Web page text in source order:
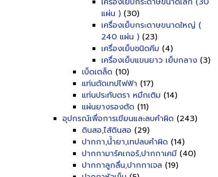
แผ่น ) (30)
เครื่องเย็บกระดาษขนาดใหญ่ (
240 แผ่น ) (23)
เครื่องเย็บชนิดคีม (4)
เครื่องเย็บแขนยาว เย็บกลาง (3)
เบ็ดเตล็ด (10)
แท่นตัดเทปไฟฟ้า (17)
แท่นประทับตรา หมึกเติม (14)
แผ่นยางรองตัด (11)
อุปกรณ์เพื่อการเขียนและลบคำผิด (243)
ดินสอ,ไส้ดินสอ (29)
ปากกา,น้ำยา,เทปลบคำผิด (14)
ปากกามาร์คเกอร์,ปากกาเคมี (40)
ปากกาลูกลื่น,ปากกาเจล (19)